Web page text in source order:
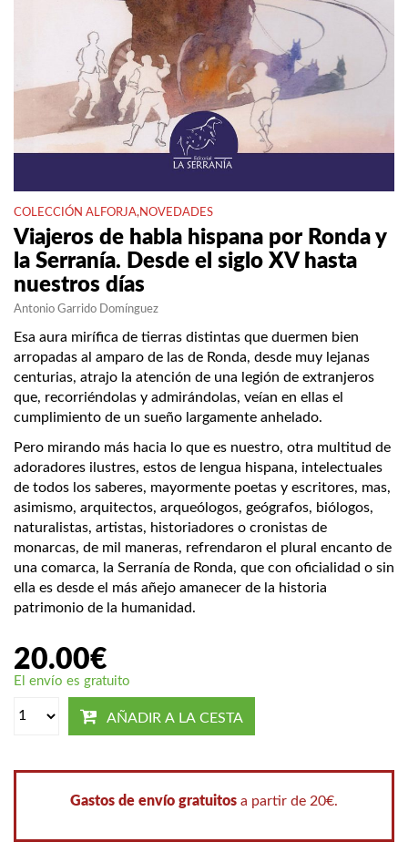
COLECCIÓN ALFORJA, NOVEDADES
Viajeros de habla hispana por Ronda y
la Serranía. Desde el siglo XV hasta
nuestros días
Antonio Garrido Domínguez
Esa aura mirífica de tierras distintas que duermen bien
arropadas al amparo de las de Ronda, desde muy lejanas
centurias, atrajo la atención de una legión de extranjeros
que, recorriéndolas y admirándolas, veían en ellas el
cumplimiento de un sueño largamente anhelado.
Pero mirando más hacia lo que es nuestro, otra multitud de
adoradores ilustres, estos de lengua hispana, intelectuales
de todos los saberes, mayormente poetas y escritores, mas,
asimismo, arquitectos, arqueólogos, geógrafos, biólogos,
naturalistas, artistas, historiadores o cronistas de
monarcas, de mil maneras, refrendaron el plural encanto de
una comarca, la Serranía de Ronda, que con oficialidad o sin
ella es desde el más añejo amanecer de la historia
patrimonio de la humanidad.
20.00€
El envío es gratuito
AÑADIR A LA CESTA
Gastos de envío gratuitos a partir de 20€.